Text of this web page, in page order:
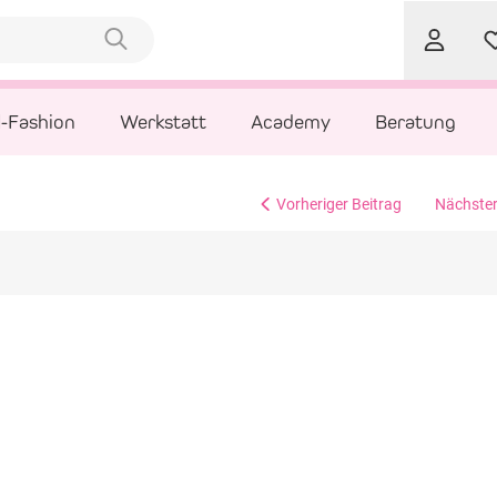
Fashion Werkstatt Academy Beratung
Vorheriger Beitrag